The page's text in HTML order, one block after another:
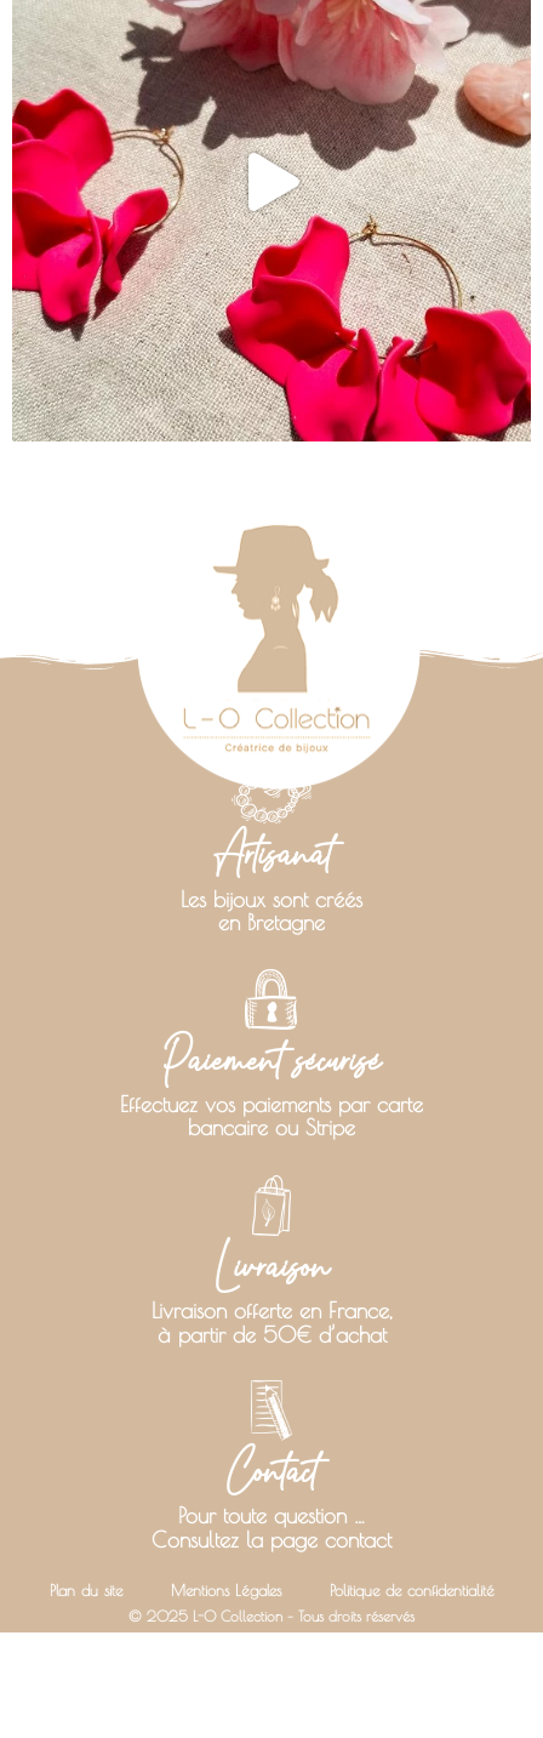
Artisanat
Les bijoux sont créés
en Bretagne
Paiement sécurisé
Effectuez vos paiements par carte
bancaire ou Stripe
Livraison
Livraison offerte en France,
à partir de 50€ d’achat
Contact
Pour toute question …
Consultez la page contact
Plan du site Mentions Légales Politique de confidentialité
© 2025 L-O Collection – Tous droits réservés